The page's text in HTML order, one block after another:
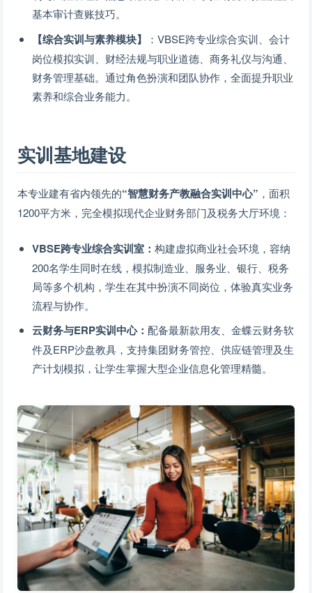
基本审计查账技巧。
【综合实训与素养模块】
：VBSE跨专业综合实训、会计
岗位模拟实训、财经法规与职业道德、商务礼仪与沟通、
财务管理基础。通过角色扮演和团队协作，全面提升职业
素养和综合业务能力。
实训基地建设
本专业建有省内领先的“智慧财务产教融合实训中心” ，面积
1200平方米，完全模拟现代企业财务部门及税务大厅环境：
VBSE跨专业综合实训室： 构建虚拟商业社会环境，容纳
200名学生同时在线，模拟制造业、服务业、银行、税务
局等多个机构，学生在其中扮演不同岗位，体验真实业务
流程与协作。
云财务与ERP实训中心： 配备最新款用友、金蝶云财务软
件及ERP沙盘教具，支持集团财务管控、供应链管理及生
产计划模拟，让学生掌握大型企业信息化管理精髓。